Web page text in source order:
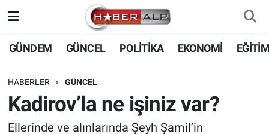
GÜNDEM GÜNCEL POLİTİKA EKONOMİ
HABERLER GÜNCEL
Kadirov’la ne işiniz var?
Ellerinde ve alınlarında Şeyh Şamil’in
Nöbetçi Eczaneler
Hava Durumu
Trafik Durumu